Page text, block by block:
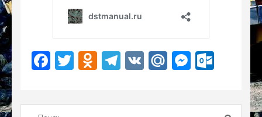
Facebook
Twitter
Odnoklassniki
Telegram
VK Mail.Ru